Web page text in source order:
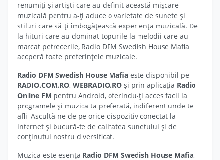
renumiți și artiști care au definit această mișcare
muzicală pentru a-ți aduce o varietate de sunete și
stiluri care să-ți îmbogățească experiența muzicală. De
la hituri care au dominat topurile la melodii care au
marcat petrecerile, Radio DFM Swedish House Mafia
acoperă toate preferințele muzicale.
Radio DFM Swedish House Mafia este disponibil pe
RADIO.COM.RO, WEBRADIO.RO și prin aplicația Radio
Online FM pentru Android, oferindu-ți acces facil la
programele și muzica ta preferată, indiferent unde te
afli. Ascultă-ne de pe orice dispozitiv conectat la
internet și bucură-te de calitatea sunetului și de
conținutul nostru diversificat.
Muzica este esența Radio DFM Swedish House Mafia,